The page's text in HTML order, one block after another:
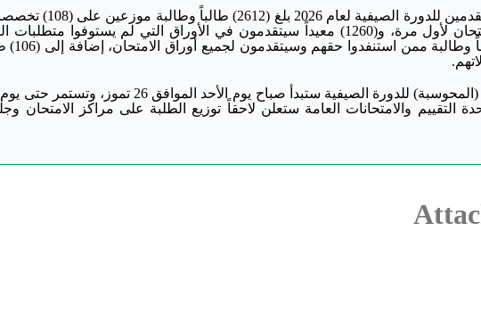
طالباً وطالبة سيتقدمون للامتحان لأول مرة، و(1260) معيداً سيتقدمون في الأوراق التي لم يستوفوا
الدورات
وأوضح أن الامتحانات النظرية (المحوسبة) للدورة الصيفية ستبدأ صباح يوم
التقييم والامتحانات العامة ستعلن لاحقاً توزيع الطلبة على مراكز الامتحان